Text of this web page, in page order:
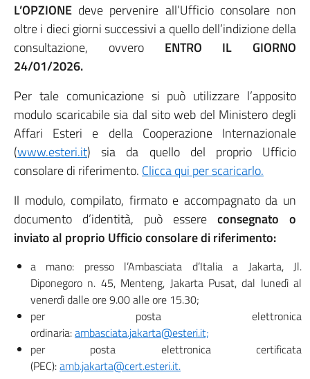
L’OPZIONE deve pervenire all’Ufficio consolare non
oltre i dieci giorni successivi a quello dell’indizione della
consultazione, ovveroENTRO IL GIORNO
24/01/2026.
Per tale comunicazione si può utilizzare l’apposito
modulo scaricabile sia dal sito web del Ministero degli
Affari Esteri e della Cooperazione Internazionale
(www.esteri.it) sia da quello del proprio Ufficio
consolare di riferimento. Clicca qui per scaricarlo.
Il modulo, compilato, firmato e accompagnato da un
documento d’identità, può essere consegnato o
inviato al proprio Ufficio consolare di riferimento:
a mano: presso l’Ambasciata d’Italia a Jakarta, Jl.
Diponegoro n. 45, Menteng, Jakarta Pusat, dal lunedì al
venerdì dalle ore 9.00 alle ore 15.30;
per posta elettronica
ordinaria:ambasciata.jakarta@esteri.it;
per posta elettronica certificata
(PEC):amb.jakarta@cert.esteri.it.